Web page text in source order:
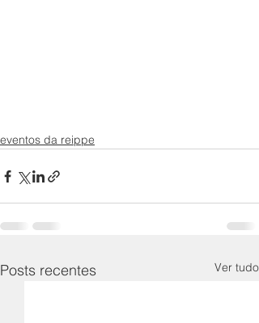
eventos da reippe
Posts recentes Ver tudo